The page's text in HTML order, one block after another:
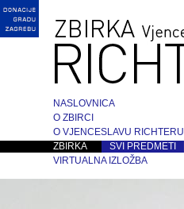
NASLOVNICA
O ZBIRCI
O VJENCESLAVU RICHTERU
ZBIRKA
SVI PREDMETI
VIRTUALNA IZLOŽBA